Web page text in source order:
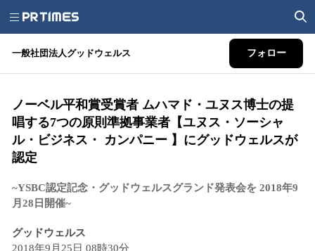
一般社団法人グッドウェルス フォロー
ノーベル平和賞受賞者 ムハマド・ユヌス博士の提
唱する7つの原則準拠事業者【ユヌス・ソーシャ
ル・ビジネス・ カンパニー 】にグッドウェルスが
認定
~YSBC認定記念・グッドウェルスグランド発表会を 2018年9
月28日開催~
グッドウェルス
2018年9月25日 08時30分